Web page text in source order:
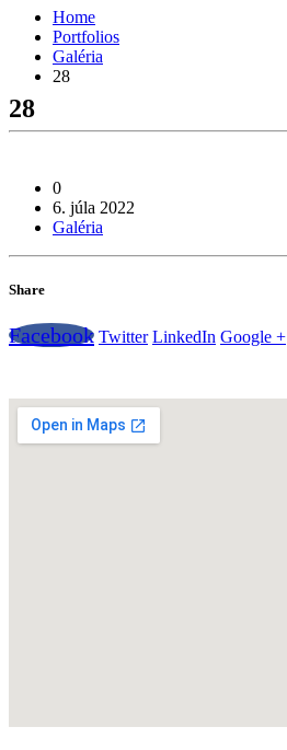
Home
Portfolios
Galéria
28
28
0
6. júla 2022
Galéria
Share
Facebook Twitter LinkedIn Google +